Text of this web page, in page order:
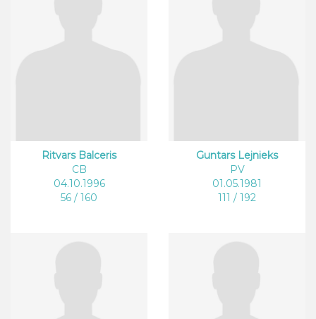
Ritvars Balceris
CB
04.10.1996
56 / 160
Guntars Lejnieks
PV
01.05.1981
111 / 192